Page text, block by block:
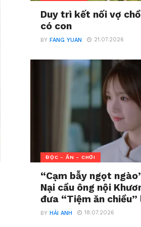
Duy trì kết nối vợ
có con
BYFANG YUAN 21.07.2026
ĐỌC - ĂN - CHƠI
“Cạm bẫy ngọt
Nại cầu ông nội
đưa “Tiệm ăn chiều”
BYHẢI ANH 18.07.2026